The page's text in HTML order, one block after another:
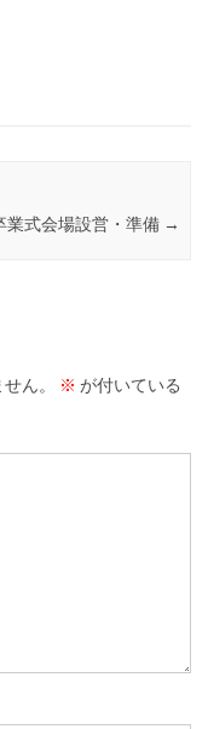
業式会場設営・準備 →
ん。 ※ が付いている